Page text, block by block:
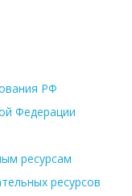
РФ
Федерации
ресурсам
ресурсов